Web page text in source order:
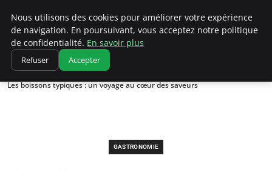
Correze Co
Accueil
Gastronomie
Les boissons typiques : un voyage au cœur des saveurs
GASTRONOMIE
Nous utilisons des cookies pour améliorer votre expérience
de navigation. En poursuivant, vous acceptez notre politique
de confidentialité. En savoir plus
Refuser Accepter